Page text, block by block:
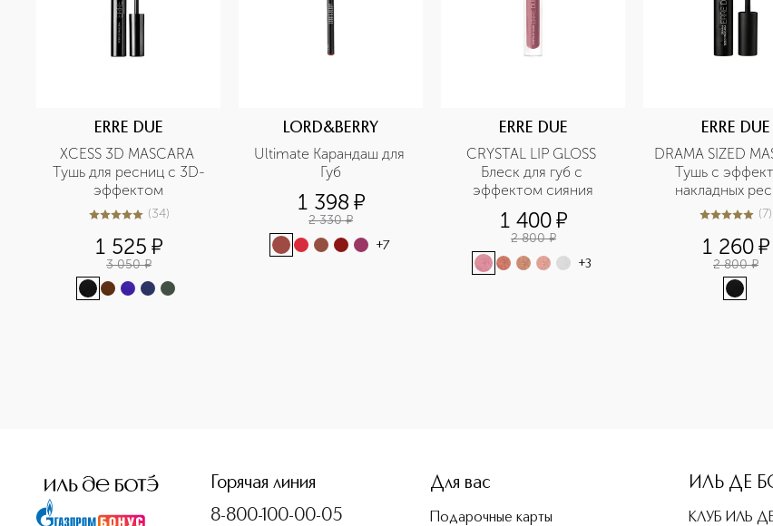
ERRE DUE
XCESS 3D MASCARA
Тушь для ресниц с 3D-
эффектом
4.9из534 (34)
1 525 ¤
3 050 ¤
LORD&BERRY
Ultimate Карандаш для
Губ
1 398 ¤
2 330 ¤
+7
ERRE DUE
CRYSTAL LIP GLOSS
Блеск для губ с
эффектом сияния
1 400¤
2 800 ¤
+3
ERRE DUE
DRAMA SIZED
Тушь с
накладных
5из 57 (7)
1 260¤
2 800 ¤
Горячая линия
8-800-100-00-05
Для вас
Подарочные карты
ИЛЬ ДЕ
КЛУБ ИЛЬ